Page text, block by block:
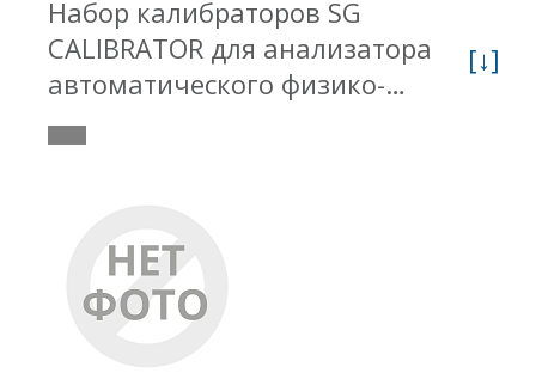
Набор калибраторов SG
CALIBRATOR для анализатора
автоматического физико-
химических свойств мочи для
диагностики in vitro UC-3500
[↓]